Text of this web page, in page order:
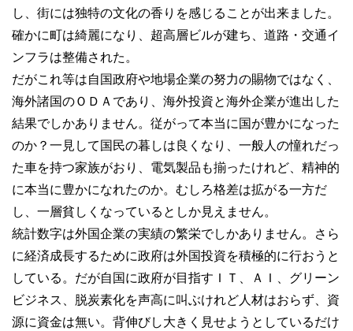
し、街には独特の文化の香りを感じることが出来ました。
確かに町は綺麗になり、超高層ビルが建ち、道路・交通イ
ンフラは整備された。
だがこれ等は自国政府や地場企業の努力の賜物ではなく、
海外諸国のＯＤＡであり、海外投資と海外企業が進出した
結果でしかありません。従がって本当に国が豊かになった
のか？一見して国民の暮しは良くなり、一般人の憧れだっ
た車を持つ家族がおり、電気製品も揃ったけれど、精神的
に本当に豊かになれたのか。むしろ格差は拡がる一方だ
し、一層貧しくなっているとしか見えません。
統計数字は外国企業の実績の繁栄でしかありません。さら
に経済成長するために政府は外国投資を積極的に行おうと
している。だが自国に政府が目指すＩＴ、ＡＩ、グリーン
ビジネス、脱炭素化を声高に叫ぶけれど人材はおらず、資
源に資金は無い。背伸びし大きく見せようとしているだけ